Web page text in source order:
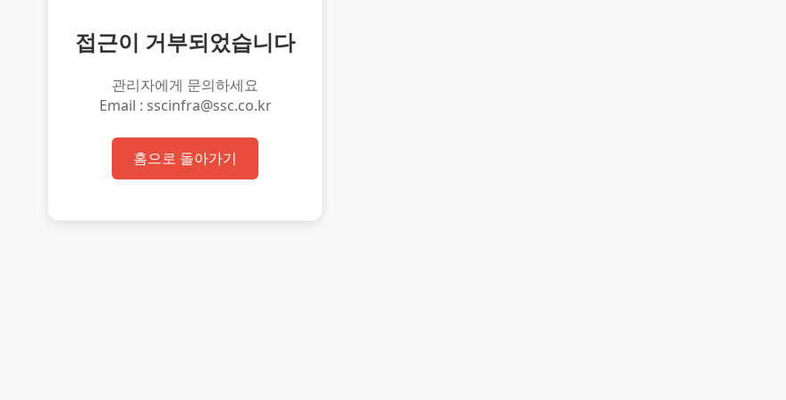
접근이 거부되었습니다
관리자에게 문의하세요
Email : sscinfra@ssc.co.kr
홈으로 돌아가기